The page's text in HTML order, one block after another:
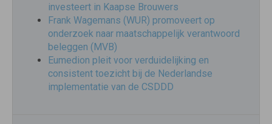
investeert in Kaapse Brouwers
Frank Wagemans (WUR) promoveert op
onderzoek naar maatschappelijk verantwoord
beleggen (MVB)
Eumedion pleit voor verduidelijking en
consistent toezicht bij de Nederlandse
implementatie van de CSDDD